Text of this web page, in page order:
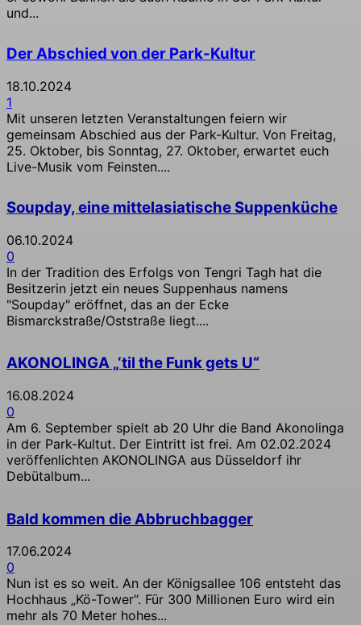
und...
Der Abschied von der Park-Kultur
18.10.2024
1
Mit unseren letzten Veranstaltungen feiern wir
gemeinsam Abschied aus der Park-Kultur. Von Freitag,
25. Oktober, bis Sonntag, 27. Oktober, erwartet euch
Live-Musik vom Feinsten....
Soupday, eine mittelasiatische Suppenküche
06.10.2024
0
In der Tradition des Erfolgs von Tengri Tagh hat die
Besitzerin jetzt ein neues Suppenhaus namens
"Soupday" eröffnet, das an der Ecke
Bismarckstraße/Oststraße liegt....
AKONOLINGA „‘til the Funk gets U“
16.08.2024
0
Am 6. September spielt ab 20 Uhr die Band Akonolinga
in der Park-Kultut. Der Eintritt ist frei. Am 02.02.2024
veröffenlichten AKONOLINGA aus Düsseldorf ihr
Debütalbum...
Bald kommen die Abbruchbagger
17.06.2024
0
Nun ist es so weit. An der Königsallee 106 entsteht das
Hochhaus „Kö-Tower“. Für 300 Millionen Euro wird ein
mehr als 70 Meter hohes...